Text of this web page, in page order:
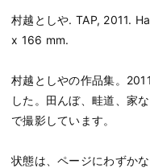
村越としや. TAP, 2011.
x 166 mm.
村越としやの作品集。
した。田んぼ、畦道、家
で撮影しています。
状態は、ページにわずかな